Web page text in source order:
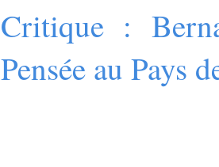
Critique :
Pensée au Pays